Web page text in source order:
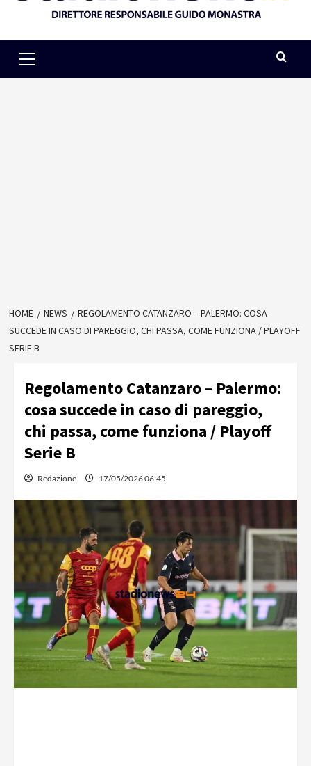
Menu
HOME NEWS
REGOLAMENTO CATANZARO – PALERMO: COSA
SUCCEDE IN CASO DI PAREGGIO, CHI PASSA, COME FUNZIONA / PLAYOFF
SERIE B
Regolamento Catanzaro – Palermo:
cosa succede in caso di pareggio,
chi passa, come funziona / Playoff
Serie B
Redazione 17/05/2026 06:45